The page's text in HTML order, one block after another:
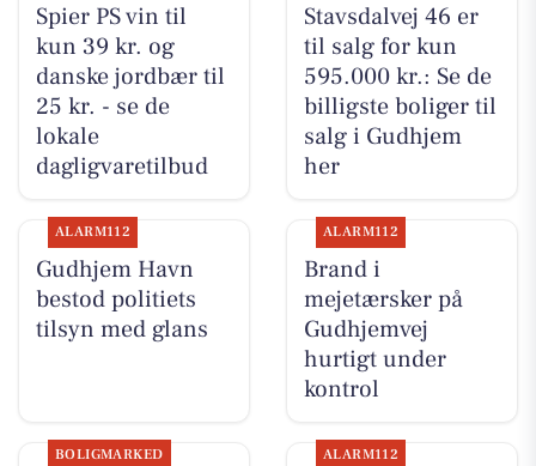
Spier PS vin til
kun 39 kr. og
danske jordbær til
25 kr. - se de
lokale
dagligvaretilbud
Stavsdalvej 46 er
til salg for kun
595.000 kr.: Se de
billigste boliger til
salg i Gudhjem
her
ALARM112
Gudhjem Havn
bestod politiets
tilsyn med glans
ALARM112
Brand i
mejetærsker på
Gudhjemvej
hurtigt under
kontrol
BOLIGMARKED ALARM112